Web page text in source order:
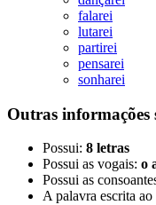
falarei
lutarei
partirei
pensarei
sonharei
Outras informações
Possui: 8 letras
Possui as vogais: o
Possui as
A palavra escrita